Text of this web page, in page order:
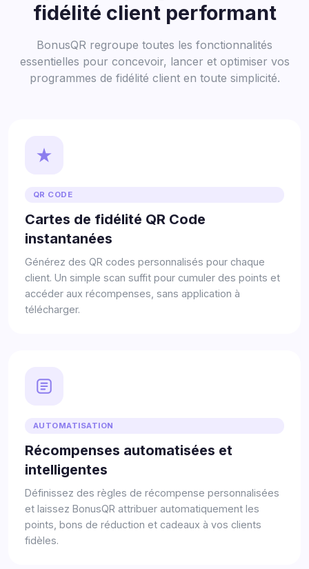
fidélité client performant
BonusQR regroupe toutes les fonctionnalités
essentielles pour concevoir, lancer et optimiser vos
programmes de fidélité client en toute simplicité.
QR CODE
Cartes de fidélité QR Code
instantanées
Générez des QR codes personnalisés pour chaque
client. Un simple scan suffit pour cumuler des points et
accéder aux récompenses, sans application à
télécharger.
AUTOMATISATION
Récompenses automatisées et
intelligentes
Définissez des règles de récompense personnalisées
et laissez BonusQR attribuer automatiquement les
points, bons de réduction et cadeaux à vos clients
fidèles.